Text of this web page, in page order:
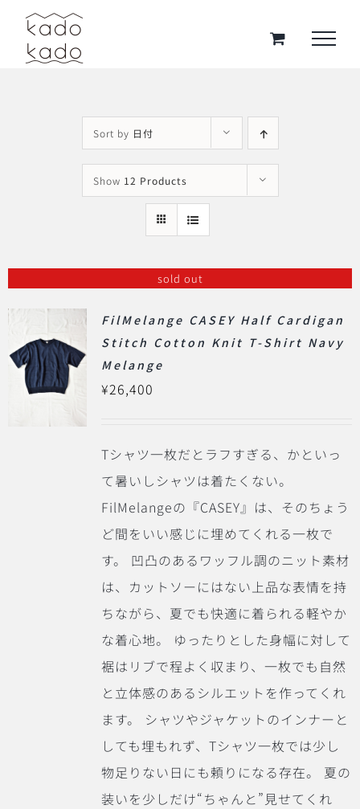
Skip
content
Sort by 日付
Show 12 Products
sold out
FilMelange CASEY Half Cardigan
Stitch Cotton Knit T-Shirt Navy
Melange
¥26,400
Tシャツ一枚だとラフすぎる、かといっ
て暑いしシャツは着たくない。
FilMelangeの『CASEY』は、そのちょう
ど間をいい感じに埋めてくれる一枚で
す。 凹凸のあるワッフル調のニット素材
は、カットソーにはない上品な表情を持
ちながら、夏でも快適に着られる軽やか
な着心地。
ゆったりとした身幅に対して
裾はリブで程よく収まり、一枚でも自然
と立体感のあるシルエットを作ってくれ
ます。
シャツやジャケットのインナーと
しても埋もれず、Tシャツ一枚では少し
物足りない日にも頼りになる存在。 夏の
装いを少しだけ“ちゃんと”見せてくれ